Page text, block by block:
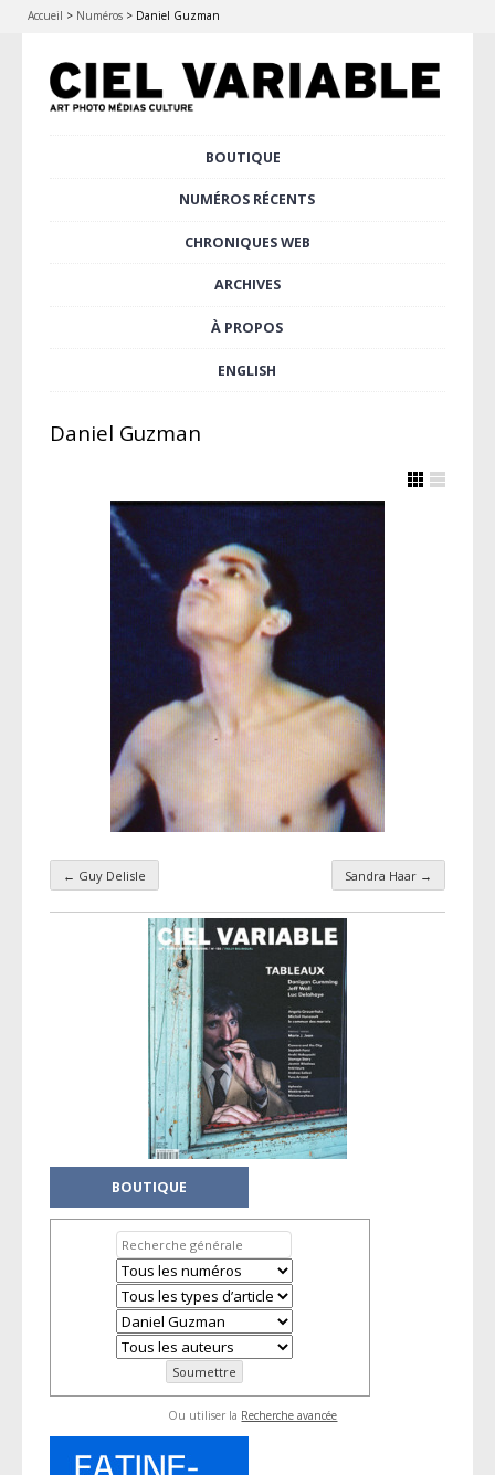
Accueil > Numéros > Daniel Guzman
BOUTIQUE
NUMÉROS RÉCENTS
CHRONIQUES WEB
ARCHIVES
À PROPOS
ENGLISH
Daniel Guzman
Navigation par taxonomie
← Guy Delisle Sandra Haar →
BOUTIQUE
Ou utiliser la Recherche avancée